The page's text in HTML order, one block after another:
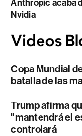
Anthropic acaba
Nvidia
Copa Mundial
batalla de las
Trump afirma
"mantendrá el
controlará